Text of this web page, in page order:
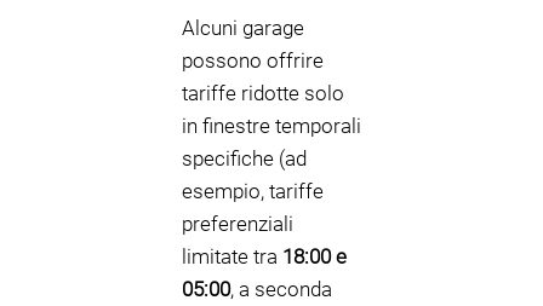
Alcuni garage
possono offrire
tariffe ridotte solo
in finestre temporali
specifiche (ad
esempio, tariffe
preferenziali
limitate tra 18:00 e
05:00, a seconda